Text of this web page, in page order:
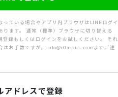
っている場合やアプリ内ブラウザはLINEログイ
ります。 通常（標準）ブラウザに切り替える
登録もしくはログインをお試しください。 それ
はお手数ですが，info@c0mpus.comまでご連
アドレスで登録